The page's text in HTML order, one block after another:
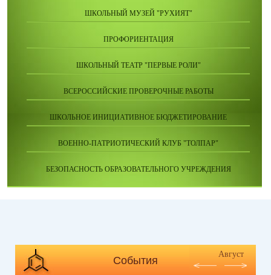
ШКОЛЬНЫЙ МУЗЕЙ "РУХИЯТ"
ПРОФОРИЕНТАЦИЯ
ШКОЛЬНЫЙ ТЕАТР "ПЕРВЫЕ РОЛИ"
ВСЕРОССИЙСКИЕ ПРОВЕРОЧНЫЕ РАБОТЫ
ШКОЛЬНОЕ ИНИЦИАТИВНОЕ БЮДЖЕТИРОВАНИЕ
ВОЕННО-ПАТРИОТИЧЕСКИЙ КЛУБ "ТОЛПАР"
БЕЗОПАСНОСТЬ ОБРАЗОВАТЕЛЬНОГО УЧРЕЖДЕНИЯ
События
Август